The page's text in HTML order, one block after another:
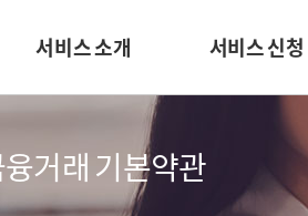
서비스 소개
결제수단
서비스 신청
이용안내
서비스 신청
거래 기본약관